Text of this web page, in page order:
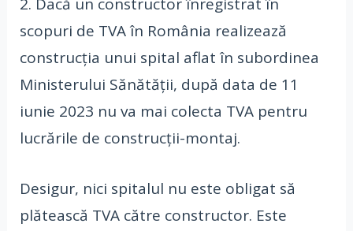
scopuri de TVA în România realizează
construcția unui spital aflat în subordinea
Ministerului Sănătății, după data de 11
iunie 2023 nu va mai colecta TVA pentru
lucrările de construcții-montaj.
Desigur, nici spitalul nu este obligat să
plătească TVA către constructor. Este